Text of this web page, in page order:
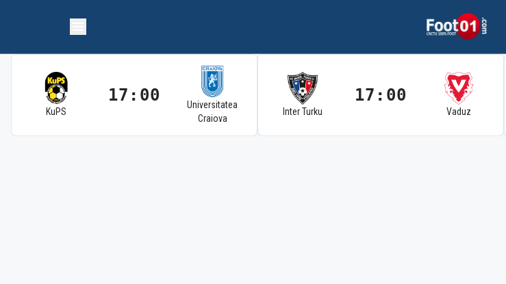
KuPS
17:00
Universitatea
Craiova
Inter Turku
17:00
Vaduz